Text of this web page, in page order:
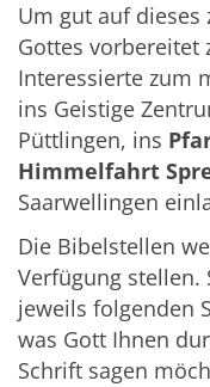
Um gut auf dieses
Gottes vorbereitet
Interessierte zum
ins Geistige
Püttlingen, ins
Himmelfahrt
Saarwellingen
Die Bibelstellen
Verfügung stellen.
jeweils folgenden
was Gott Ihnen
Schrift sagen